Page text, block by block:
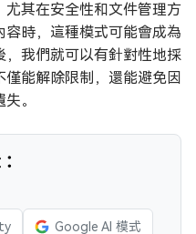
其在安全性和文件管理方
時，這種模式可能會成為
，我們就可以有針對性地採
能解除限制，還能避免因
。
Google AI 模式